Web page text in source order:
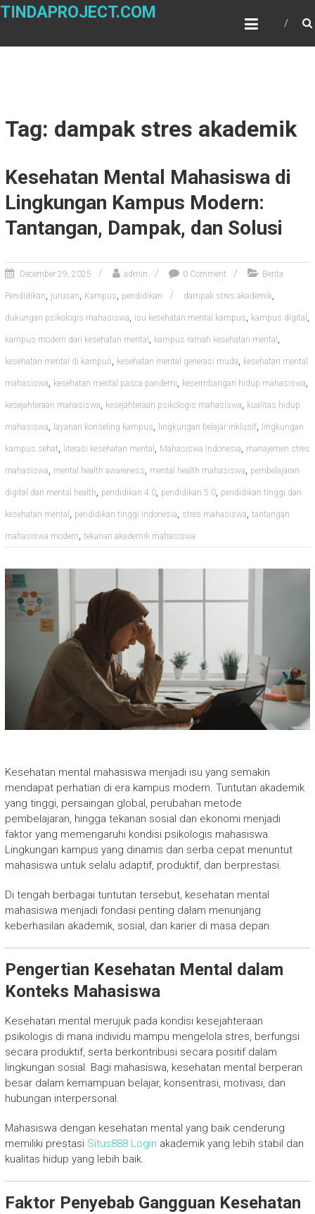
Skip
TINDAPROJECT.COM
Tag: dampak stres akademik
Kesehatan Mental Mahasiswa di
Lingkungan Kampus Modern:
Tantangan, Dampak, dan Solusi
December 29, 2025 admin 0 Comment Berita
Pendidikan, jurusan, Kampus, pendidikan dampak stres akademik,
dukungan psikologis mahasiswa, isu kesehatan mental kampus, kampus digital ,
kampus modern dan kesehatan mental , kampus ramah kesehatan mental ,
kesehatan mental di kampus, kesehatan mental generasi muda, kesehatan mental
mahasiswa, kesehatan mental pasca pandemi, keseimbangan hidup mahasiswa,
kesejahteraan mahasiswa, kesejahteraan psikologis mahasiswa, kualitas hidup
mahasiswa, layanan konseling kampus, lingkungan belajar inklusif, lingkungan
kampus sehat, literasi kesehatan mental , Mahasiswa Indonesia, manajemen stres
mahasiswa, mental health awareness, mental health mahasiswa, pembelajaran
digital dan mental health, pendidikan 4.0, pendidikan 5.0, pendidikan tinggi dan
kesehatan mental , pendidikan tinggi Indonesia, stres mahasiswa, tantangan
mahasiswa modern, tekanan akademik mahasiswa
Kesehatan mental mahasiswa menjadi isu yang semakin
mendapat perhatian di era kampus modern. Tuntutan akademik
yang tinggi, persaingan global, perubahan metode
pembelajaran, hingga tekanan sosial dan ekonomi menjadi
faktor yang memengaruhi kondisi psikologis mahasiswa.
Lingkungan kampus yang dinamis dan serba cepat menuntut
mahasiswa untuk selalu adaptif, produktif, dan berprestasi.
Di tengah berbagai tuntutan tersebut, kesehatan mental
mahasiswa menjadi fondasi penting dalam menunjang
keberhasilan akademik, sosial, dan karier di masa depan.
Pengertian Kesehatan Mental dalam
Konteks Mahasiswa
Kesehatan mental merujuk pada kondisi kesejahteraan
psikologis di mana individu mampu mengelola stres, berfungsi
secara produktif, serta berkontribusi secara positif dalam
lingkungan sosial. Bagi mahasiswa, kesehatan mental berperan
besar dalam kemampuan belajar, konsentrasi, motivasi, dan
hubungan interpersonal.
Mahasiswa dengan kesehatan mental yang baik cenderung
memiliki prestasi Situs888 Login akademik yang lebih stabil dan
kualitas hidup yang lebih baik.
Faktor Penyebab Gangguan Kesehatan